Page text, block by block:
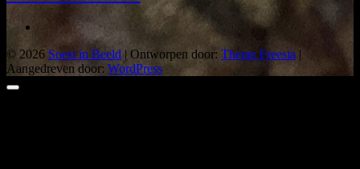
© 2026 Soest in Beeld | Ontworpen door: Theme Freesia |
Aangedreven door: WordPress